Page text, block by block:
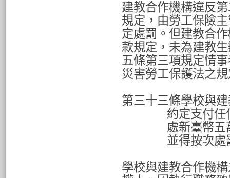
建教合作機構違反
規定，由勞工保險
定處罰。但建教合
款規定，未為建教
五條第三項規定情
災害勞工保護法之
第三十三條學校與
約定支付任
處新臺幣
並得按次處
學校與建教合作機